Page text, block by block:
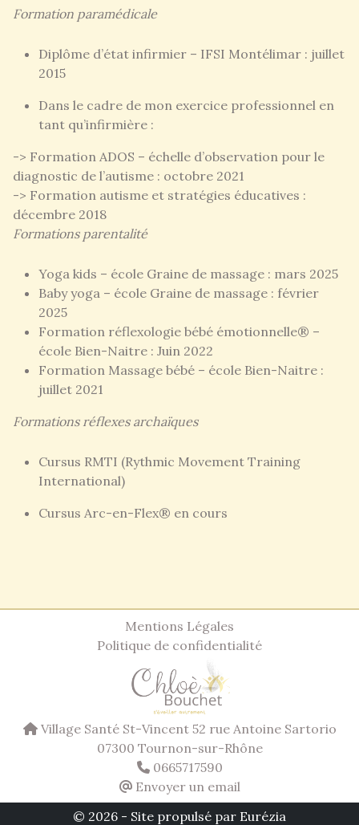
Formation paramédicale
Diplôme d’état infirmier – IFSI Montélimar : juillet
2015
Dans le cadre de mon exercice professionnel en
tant qu’infirmière :
-> Formation ADOS – échelle d’observation pour le
diagnostic de l’autisme : octobre 2021
-> Formation autisme et stratégies éducatives :
décembre 2018
Formations parentalité
Yoga kids – école Graine de massage : mars 2025
Baby yoga – école Graine de massage : février
2025
Formation réflexologie bébé émotionnelle® –
école Bien-Naitre : Juin 2022
Formation Massage bébé – école Bien-Naitre :
juillet 2021
Formations réflexes archaïques
Cursus RMTI (Rythmic Movement Training
International)
Cursus Arc-en-Flex® en cours
Mentions Légales
Politique de confidentialité
Village Santé St-Vincent 52 rue Antoine Sartorio
07300 Tournon-sur-Rhône
0665717590
Envoyer un email
© 2026 - Site propulsé par Eurézia